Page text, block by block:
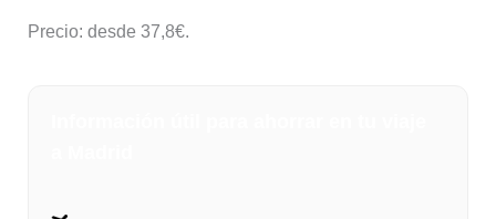
Precio: desde 37,8€.